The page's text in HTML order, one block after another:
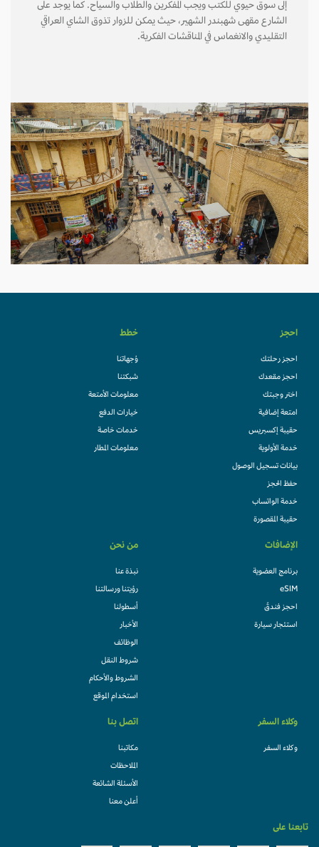
إلى سوق حيوي للكتب ويجب المفكرين والطلاب والسياح. كما يوجد على
الشارع مقهى شهبندر الشهير، حيث يمكن للزوار تذوق الشاي العراقي
التقليدي والانغماس في المناقشات الفكرية.
احجز
احجز رحلتك
احجز مقعدك
اختر وجبتك
امتعة إضافية
حقيبة إكسبريس
خدمة الأولوية
بيانات تسجيل الوصول
حفظ الحجز
خدمة الواتساب
حقيبة المقصورة
خطط
وُجهاتنا
شبكتنا
معلومات الأمتعة
خيارات الدفع
خدمات خاصة
معلومات المطار
الإضافات
برنامج العضوية
eSIM
احجز فندقً
استئجار سيارة
من نحن
نبذة عنا
رؤيتنا ورسالتنا
أسطولنا
الأخبار
الوظائف
شروط النقل
الشروط والأحكام
استخدام الموقع
وكلاء السفر
وكلاء السفر
اتصل بنا
مكاتبنا
الملاحظات
الأسئلة الشائعة
أعلن معنا
تابعنا على